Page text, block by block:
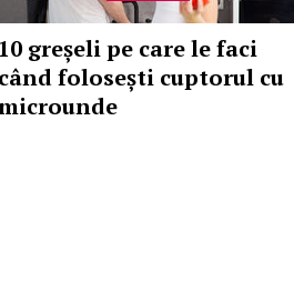
10 greșeli pe care le faci
când folosești cuptorul cu